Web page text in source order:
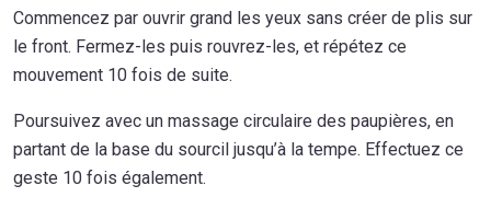
Commencez par ouvrir grand les yeux sans créer de plis sur
le front. Fermez-les puis rouvrez-les, et répétez ce
mouvement 10 fois de suite.
Poursuivez avec un massage circulaire des paupières, en
partant de la base du sourcil jusqu’à la tempe. Effectuez ce
geste 10 fois également.